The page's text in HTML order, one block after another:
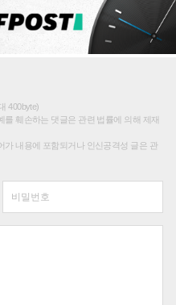
400byte)
훼손하는 댓글은 관련 법률에 의해 제재
가 내용에 포함되거나 인신공격성 글은 관